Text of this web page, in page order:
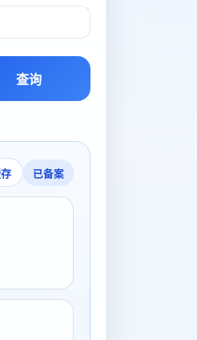
查询
已备案